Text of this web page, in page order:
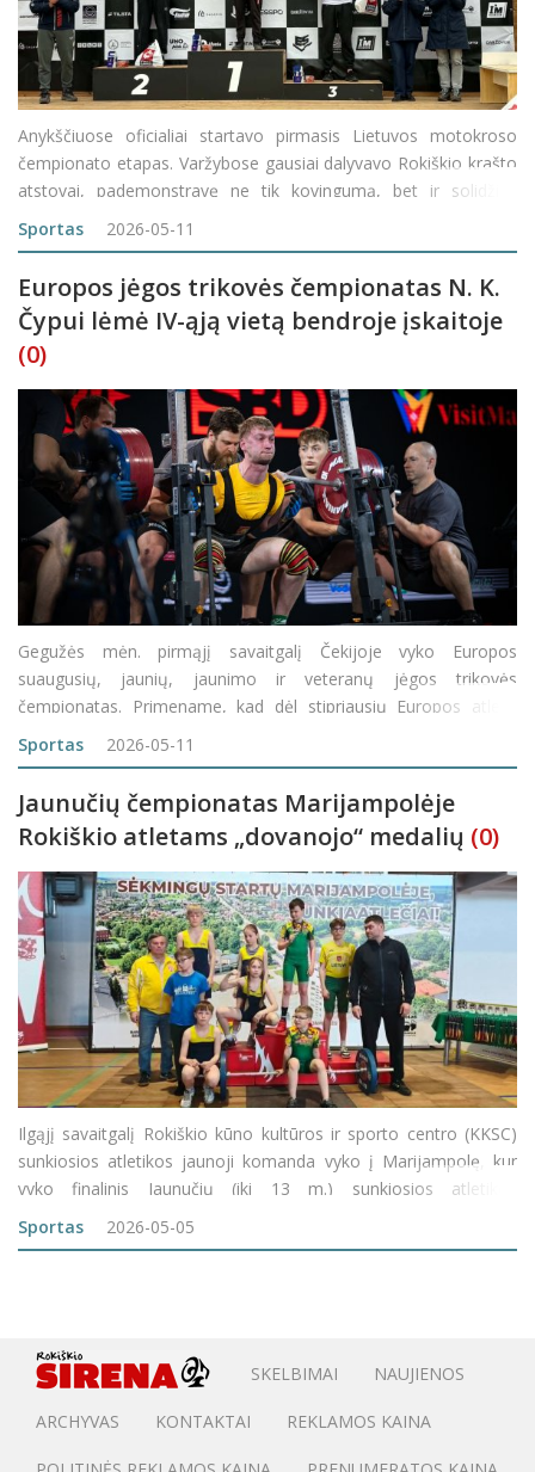
Anykščiuose oficialiai startavo pirmasis Lietuvos motokroso
čempionato etapas. Varžybose gausiai dalyvavo Rokiškio krašto
atstovai, pademonstravę ne tik kovingumą, bet ir solidžius
rezultatus įvairiose klasėse, nors startą apkartino jauniausio
komandos nario nesėkmė. Dram
Sportas 2026-05-11
Europos jėgos trikovės čempionatas N. K.
Čypui lėmė IV-ąją vietą bendroje įskaitoje
(0)
Gegužės mėn. pirmąjį savaitgalį Čekijoje vyko Europos
suaugusių, jaunių, jaunimo ir veteranų jėgos trikovės
čempionatas. Primename, kad dėl stipriausių Europos atletų
titulo kovojo keturi Rokiškio atletinės gimnastikos klubo „JTK
Grizlis“ sportininkai ir du iš jų: Airidas M
Sportas 2026-05-11
Jaunučių čempionatas Marijampolėje
Rokiškio atletams „dovanojo“ medalių (0)
Ilgąjį savaitgalį Rokiškio kūno kultūros ir sporto centro (KKSC)
sunkiosios atletikos jaunoji komanda vyko į Marijampolę, kur
vyko finalinis Jaunučių (iki 13 m.) sunkiosios atletikos
čempionatas. Nuotaikos po varžybų – itin džiugios, nes į Rokiškį
sportininkai parvežė ne vieną me
Sportas 2026-05-05
SKELBIMAI NAUJIENOS
ARCHYVAS KONTAKTAI REKLAMOS KAINA